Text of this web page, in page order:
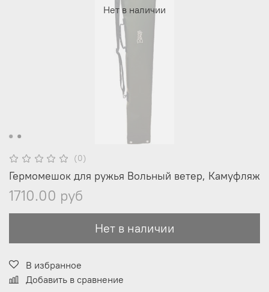
Нет в наличии
(0)
Гермомешок для ружья Вольный ветер, Камуфляж
1710.00 руб
Нет в наличии
В избранное
Добавить в сравнение